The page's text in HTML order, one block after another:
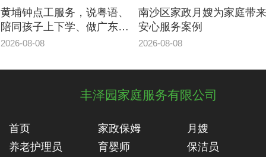
南沙区家政月嫂为家庭带来
安心服务案例
2026-08-08
黄埔月嫂专业家政公司服务
案例|这就是白班月嫂的意
义
2026-08-07
丰泽园家庭服务有限公司
首页 家政保姆
月嫂
养老护理员
育婴师
保洁员